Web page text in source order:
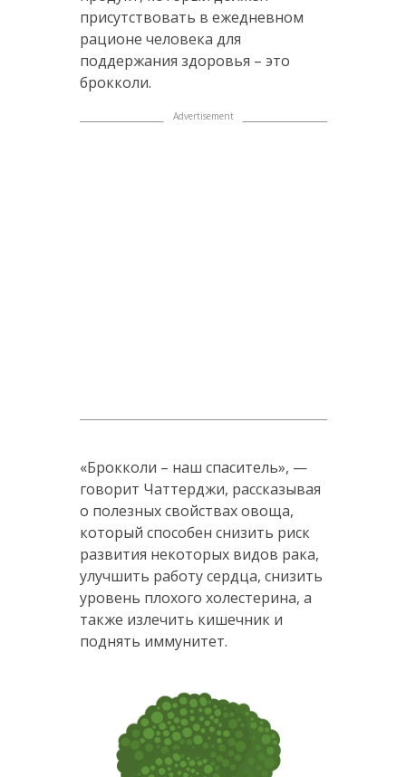
присутствовать в ежедневном
рационе человека для
поддержания здоровья – это
брокколи.
«Брокколи – наш спаситель», —
говорит Чаттерджи, рассказывая
о полезных свойствах овоща,
который способен снизить риск
развития некоторых видов рака,
улучшить работу сердца, снизить
уровень плохого холестерина, а
также излечить кишечник и
поднять иммунитет.